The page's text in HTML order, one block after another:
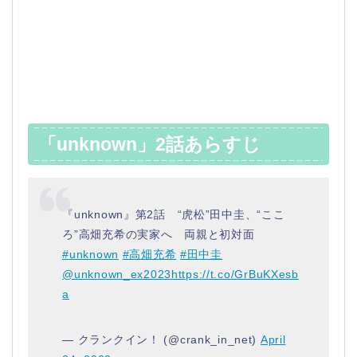
「unknown」2話あらすじ
『unknown』第2話 “虎松”田中圭、“ここ
ろ”高畑充希の実家へ 両親と初対面
#unknown #高畑充希 #田中圭
@unknown_ex2023https://t.co/GrBuKXesb
a
— クランクイン！ (@crank_in_net) April